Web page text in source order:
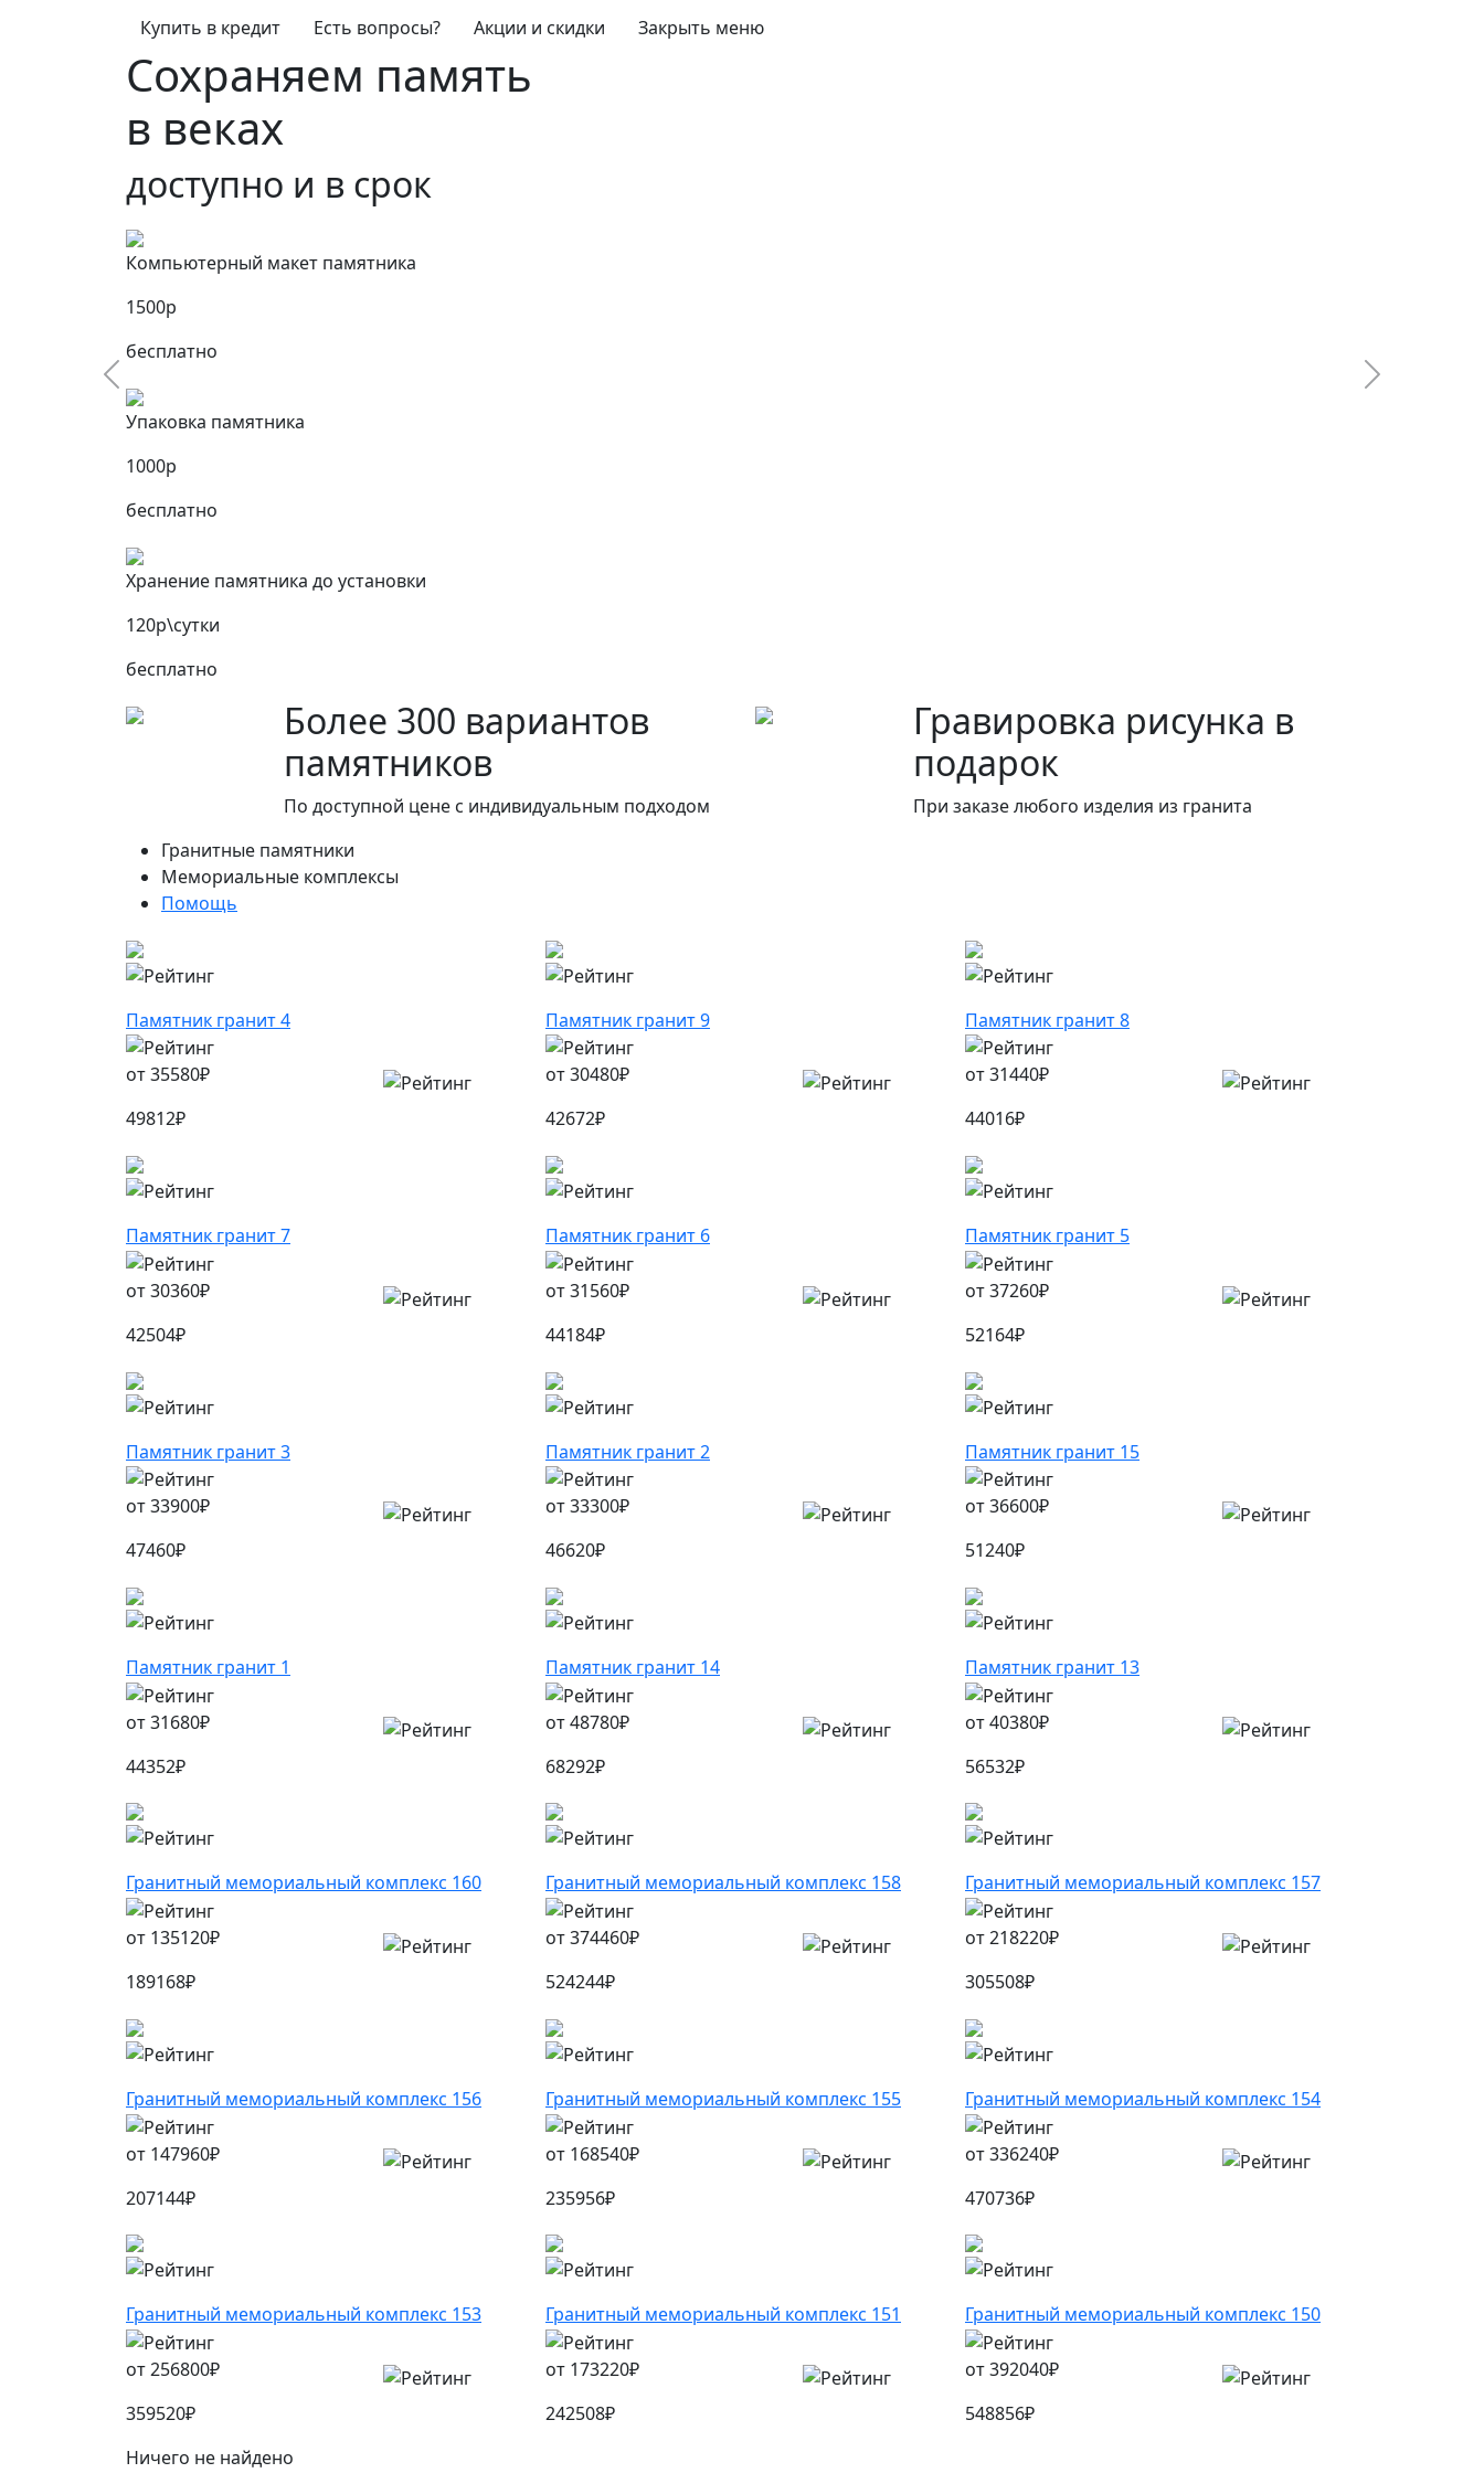
Купить в кредит Есть вопросы? Акции и скидки Закрыть меню
Сервисбесплатно
Компьютерный макет памятника
Назад Вперед
Более 300 вариантов
памятников
По доступной цене с индивидуальным подходом
Гравировка рисунка в
подарок
При заказе любого изделия из гранита
Гранитные памятники
Мемориальные комплексы
Помощь
Памятник гранит 4
от35580₽
49812₽
Памятник гранит 9
от30480₽
42672₽
Памятник гранит 8
от31440₽
44016₽
Памятник гранит 7
от30360₽
42504₽
Памятник гранит 6
от31560₽
44184₽
Памятник гранит 5
от37260₽
52164₽
Памятник гранит 3
от33900₽
47460₽
Памятник гранит 2
от33300₽
46620₽
Памятник гранит 15
от36600₽
51240₽
Памятник гранит 1
от31680₽
44352₽
Памятник гранит 14
от48780₽
68292₽
Памятник гранит 13
от40380₽
56532₽
Гранитный мемориальный комплекс 160
от 135120₽
189168₽
Гранитный мемориальный комплекс 158
от374460₽
524244₽
Гранитный мемориальный комплекс 157
от218220₽
305508₽
Гранитный мемориальный комплекс 156
от 147960₽
207144₽
Гранитный мемориальный комплекс 155
от 168540₽
235956₽
Гранитный мемориальный комплекс 154
от336240₽
470736₽
Гранитный мемориальный комплекс 153
от256800₽
359520₽
Гранитный мемориальный комплекс 151
от 173220₽
242508₽
Гранитный мемориальный комплекс 150
от392040₽
548856₽
Ничего не найдено